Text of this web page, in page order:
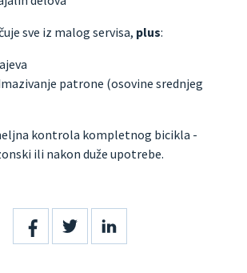
sve iz malog servisa, plus:
patrone (osovine srednjeg
kontrola kompletnog bicikla -
ili nakon duže upotrebe.